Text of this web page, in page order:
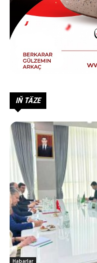
IŇ TÄZE
Habarlar